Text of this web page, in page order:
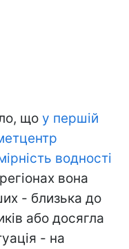
що у першій
водності
вона
- близька до
або досягла
- на